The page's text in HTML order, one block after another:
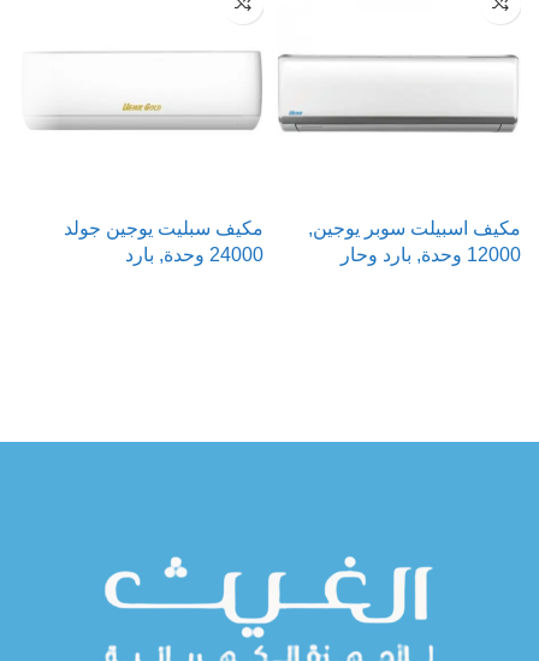
مكيف اسبيلت سوبر يوجين,
12000 وحدة, بارد وحار
مكيف سبليت يوجين جولد
24000 وحدة, بارد